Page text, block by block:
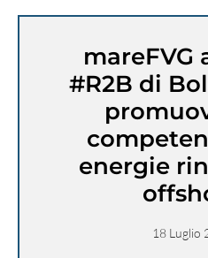
mareFVG
#R2B di
energie
18 Luglio